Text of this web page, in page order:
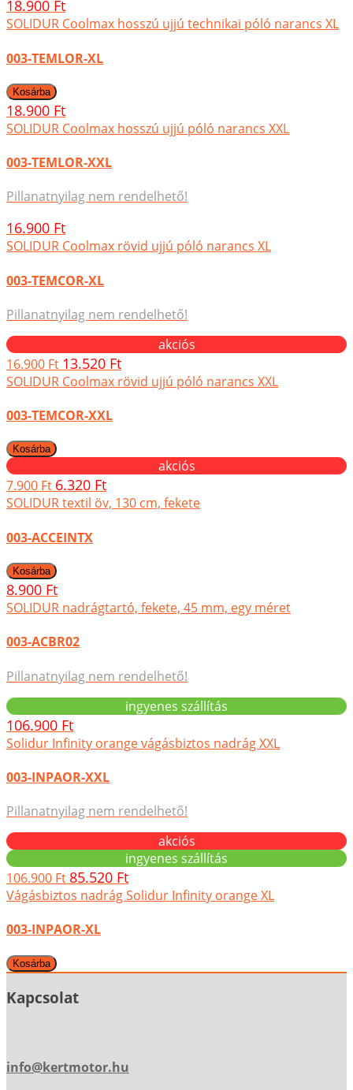
18.900 Ft
SOLIDUR Coolmax hosszú ujjú technikai póló narancs XL
003-TEMLOR-XL
18.900 Ft
SOLIDUR Coolmax hosszú ujjú póló narancs XXL
003-TEMLOR-XXL
Pillanatnyilag nem rendelhető!
16.900 Ft
SOLIDUR Coolmax rövid ujjú póló narancs XL
003-TEMCOR-XL
Pillanatnyilag nem rendelhető!
akciós
16.900 Ft 13.520 Ft
SOLIDUR Coolmax rövid ujjú póló narancs XXL
003-TEMCOR-XXL
akciós
7.900 Ft 6.320 Ft
SOLIDUR textil öv, 130 cm, fekete
003-ACCEINTX
8.900 Ft
SOLIDUR nadrágtartó, fekete, 45 mm, egy méret
003-ACBR02
Pillanatnyilag nem rendelhető!
ingyenes szállítás
106.900 Ft
Solidur Infinity orange vágásbiztos nadrág XXL
003-INPAOR-XXL
Pillanatnyilag nem rendelhető!
akciós
ingyenes szállítás
106.900 Ft 85.520 Ft
Vágásbiztos nadrág Solidur Infinity orange XL
003-INPAOR-XL
Kapcsolat
info@kertmotor.hu